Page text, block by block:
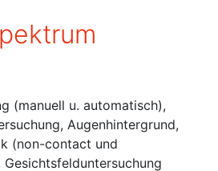
(manuell u. automatisch),
Augen­hintergrund,
(non-contact und